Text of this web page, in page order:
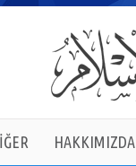
HAKKIMIZDA